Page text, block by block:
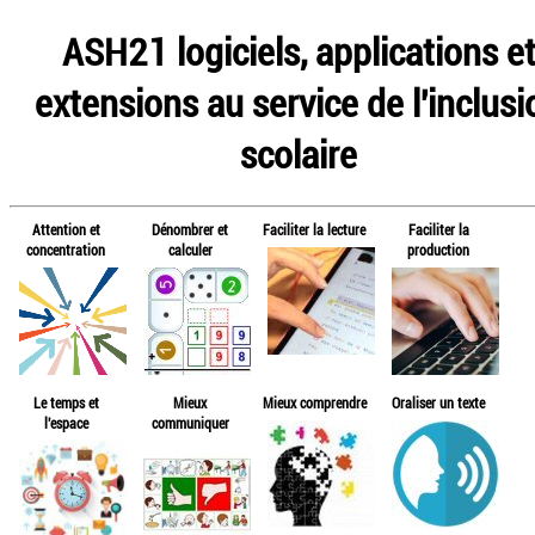
ASH21 logiciels, applications et
extensions au service de
scolaire
Attention et
concentration
Dénombrer et
calculer
Faciliter la lecture
Faciliter la
production
Le temps et
l'espace
Mieux
communiquer
Mieux comprendre Oraliser un texte